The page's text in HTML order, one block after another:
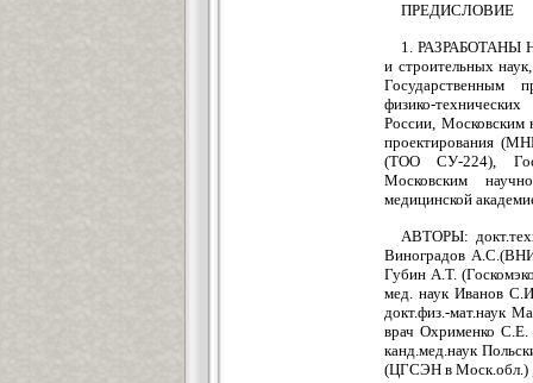
ПРЕДИСЛОВИЕ
1. РАЗРАБОТАНЫ
и строительных
Государственным
физико-
России, Московским
проектирования
(ТОО СУ-224),
Московским
медицинской
АВТОРЫ:
Виноградов
Губин А.Т.
мед. наук Иванов
докт.физ.-мат.наук
врач Охрименко
канд.мед.наук
(ЦГСЭН в Моск.обл.)